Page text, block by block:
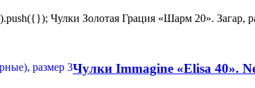
Чулки Золотая Грация «Шарм 20».
Чулки Immagine «Elisa 40».